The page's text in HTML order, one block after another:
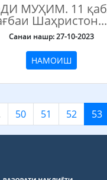
МУҲИМ. 11
Шаҳристон...
Санаи нашр: 27-10-2023
НАМОИШ
50 51 52 53